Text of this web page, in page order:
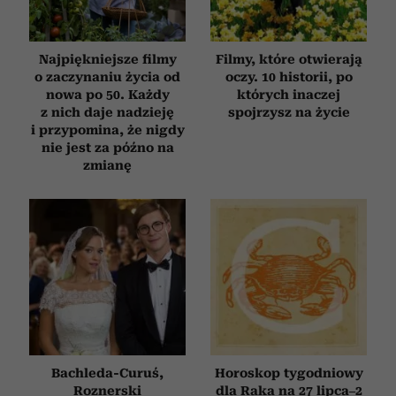
Najpiękniejsze filmy
o zaczynaniu życia od
nowa po 50. Każdy
z nich daje nadzieję
i przypomina, że nigdy
nie jest za późno na
zmianę
Filmy, które otwierają
oczy. 10 historii, po
których inaczej
spojrzysz na życie
Bachleda-Curuś,
Roznerski
Horoskop tygodniowy
dla Raka na 27 lipca–2